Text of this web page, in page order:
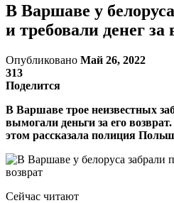
В Варшаве у
и требовали денег за
Опубликовано Май 26, 2022
313
Поделится
В Варшаве трое неизвестных
вымогали деньги за его
этом рассказала полиция
Сейчас читают